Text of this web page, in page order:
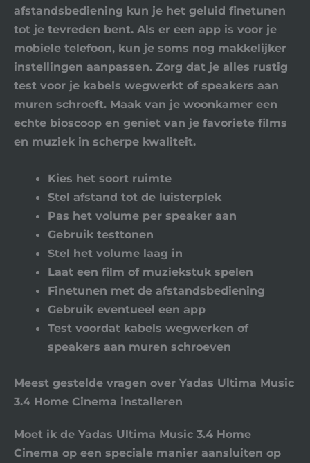
afstandsbediening kun je het geluid finetunen
tot je tevreden bent. Als er een app is voor je
mobiele telefoon, kun je soms nog makkelijker
instellingen aanpassen. Zorg dat je alles rustig
test voor je kabels wegwerkt of speakers aan
muren schroeft. Maak van je woonkamer een
echte bioscoop en geniet van je favoriete films
en muziek in scherpe kwaliteit.
Kies het soort ruimte
Stel afstand tot de luisterplek
Pas het volume per speaker aan
Gebruik testtonen
Stel het volume laag in
Laat een film of muziekstuk spelen
Finetunen met de afstandsbediening
Gebruik eventueel een app
Test voordat kabels wegwerken of
speakers aan muren schroeven
Meest gestelde vragen over Yadas Ultima Music
3.4 Home Cinema installeren
Moet ik de Yadas Ultima Music 3.4 Home
Cinema op een speciale manier aansluiten op